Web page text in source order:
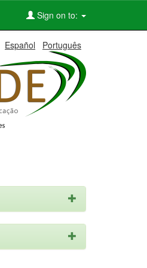
Sign on to:
Español Português